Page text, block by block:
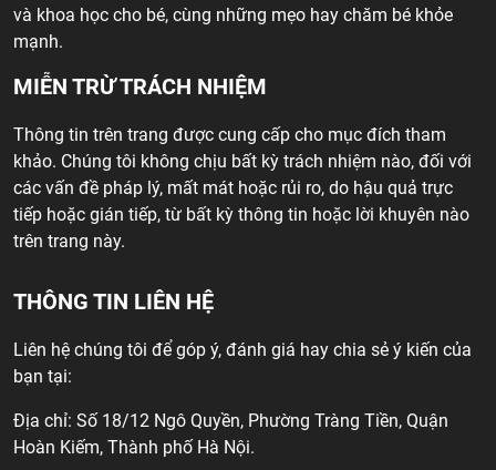
và khoa học cho bé, cùng những mẹo hay chăm bé khỏe
mạnh.
MIỄN TRỪ TRÁCH NHIỆM
Thông tin trên trang được cung cấp cho mục đích tham
khảo. Chúng tôi không chịu bất kỳ trách nhiệm nào, đối với
các vấn đề pháp lý, mất mát hoặc rủi ro, do hậu quả trực
tiếp hoặc gián tiếp, từ bất kỳ thông tin hoặc lời khuyên nào
trên trang này.
THÔNG TIN LIÊN HỆ
Liên hệ chúng tôi để góp ý, đánh giá hay chia sẻ ý kiến của
bạn tại:
Địa chỉ: Số 18/12 Ngô Quyền, Phường Tràng Tiền, Quận
Hoàn Kiếm, Thành phố Hà Nội.